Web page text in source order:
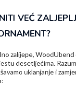
VEĆ
zalijepe,
desetljećima.
uklanjanje i